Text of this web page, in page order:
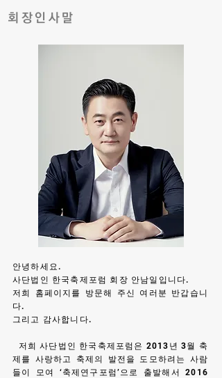
회장인사말
​안녕하세요.
사단법인 한국축제포럼 회장 안남일입니다.
저희 홈페이지를 방문해 주신 여러분 반갑습니
다.
그리고 감사합니다.
저희 사단법인 한국축제포럼은 2013년 3월 축
제를 사랑하고 축제의 발전을 도모하려는 사람
들이 모여 ‘축제연구포럼’으로 출발해서 2016